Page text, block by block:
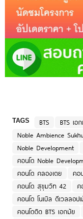
TAGS BTS BTS เอ
Noble Ambience
Noble Development
คอนโด Noble
คอนโด คลองเตย
คอ
คอนโด สุขุมวิท 42
ค
คอนโด โนเบิล ดีเวลลอป
คอนโดติด BTS เอกมัย